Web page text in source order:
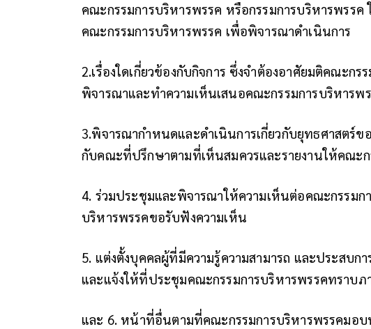
คณะกรรมการบริหารพรรค หรือกรรมการบริหารพรร
คณะกรรมการบริหารพรรค เพื่อพิจารณาดำเนินการ
2.เรื่องใดเกี่ยวข้องกับกิจการ ซึ่งจำต้องอาศัยมติคณะก
พิจารณาและทำความเห็นเสนอคณะกรรมการบริหารพ
3.พิจารณากำหนดและดำเนินการเกี่ยวกับยุทธศาสตร์
กับคณะที่ปรึกษาตามที่เห็นสมควรและรายงานให้คณะก
4. ร่วมประชุมและพิจารณาให้ความเห็นต่อคณะกรรมก
บริหารพรรคขอรับฟังความเห็น
5. แต่งตั้งบุคคลผู้ที่มีความรู้ความสามารถ และประสบ
และแจ้งให้ที่ประชุมคณะกรรมการบริหารพรรคทราบภ
และ 6. หน้าที่อื่นตามที่คณะกรรมการบริหารพรรคมอบ